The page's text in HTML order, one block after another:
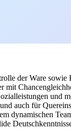
der Ware sowie
mit
und
auch für
dynamischen